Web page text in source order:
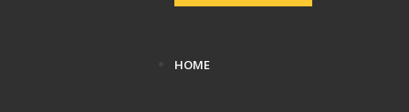
HOME